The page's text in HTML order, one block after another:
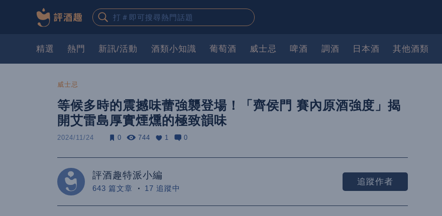
精選 熱門 新訊/活動 酒類小知識 葡萄酒 威士忌 啤酒 調酒 日本酒 其他酒類
威士忌
等候多時的震撼味蕾強襲登場！「齊侯門 賽內原酒強度」揭
開艾雷島厚實煙燻的極致韻味
2024/11/24 0 744 1 0
評酒趣特派小編
643 篇文章 17 追蹤中
追蹤作者